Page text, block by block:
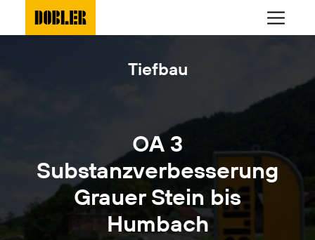
Tiefbau
OA 3
Substanzverbesserung
Grauer Stein bis
Humbach